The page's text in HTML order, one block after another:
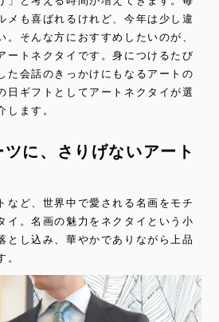
メも喜ばれるけれど、今年は少し違
。そんな方におすすめしたいのが、
ートネクタイです。身につけるたび
た会話のきっかけにもなるアートの
日ギフトとしてアートネクタイが選
します。
に、さりげないアート
など、世界中で愛される名画をモチ
イ。名画の魅力をネクタイという小
とし込み、華やかでありながら上品
。